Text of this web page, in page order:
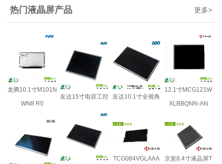
更多>
热门液晶屏产品
龙腾10.1寸M101N
WN8 R0
友达15寸电容工控 友达10.1寸全视角
12.1寸MCG121W
XLBBQNN-AN
TCG084VGLAAA
京瓷8.4寸液晶屏T